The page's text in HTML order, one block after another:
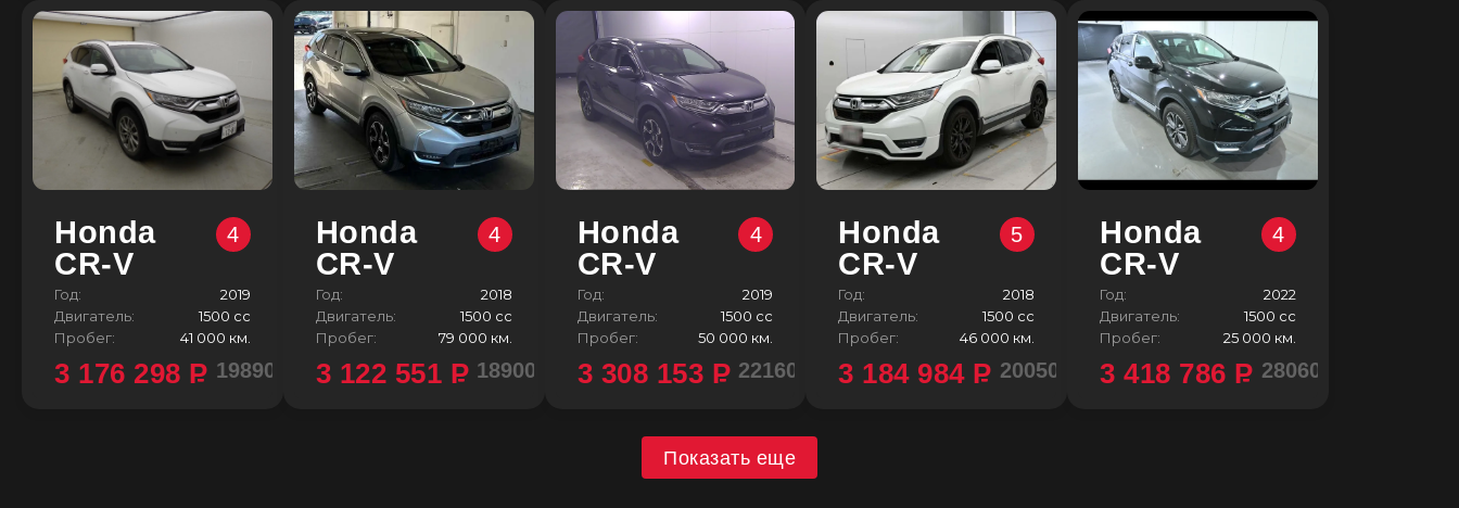
Honda
CR-V
4
Год:
2019
Двигатель:
1500 сс
Пробег:
41 000 км.
3 176 298 P 1989000 ¥
Honda
CR-V
4
Год:
2018
Двигатель:
1500 сс
Пробег:
79 000 км.
3 122 551 P 1890000 ¥
Honda
CR-V
4
Год:
2019
Двигатель:
1500 сс
Пробег:
50 000 км.
3 308 153 P 2216000 ¥
Honda
CR-V
5
Год:
2018
Двигатель:
1500 сс
Пробег:
46 000 км.
3 184 984 P 2005000 ¥
Honda
CR-V
4
Год:
2022
Двигатель:
1500 сс
Пробег:
25 000 км.
3 418 786 P 2806000 ¥
Показать еще